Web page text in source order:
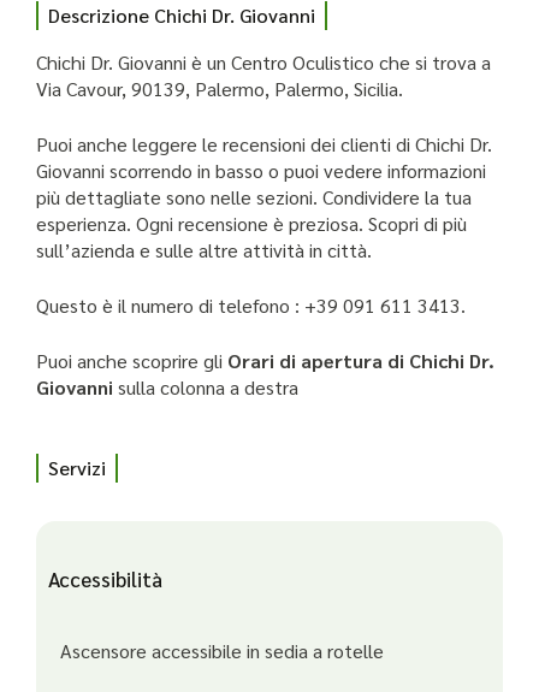
Descrizione Chichi Dr. Giovanni
Chichi Dr. Giovanni è un Centro Oculistico che si trova a
Via Cavour, 90139, Palermo, Palermo, Sicilia.
Puoi anche leggere le recensioni dei clienti di Chichi Dr.
Giovanni scorrendo in basso o puoi vedere informazioni
più dettagliate sono nelle sezioni. Condividere la tua
esperienza. Ogni recensione è preziosa. Scopri di più
sull’azienda e sulle altre attività in città.
Questo è il numero di telefono : +39 091 611 3413.
Puoi anche scoprire gli Orari di apertura di Chichi Dr.
Giovanni sulla colonna a destra
Servizi
Accessibilità
Ascensore accessibile in sedia a rotelle